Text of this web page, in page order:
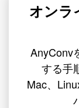
オンラ
AnyConv
する手
Mac、